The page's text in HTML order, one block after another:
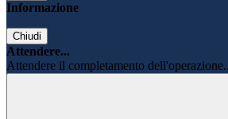
Informazione
Chiudi
Attendere...
Attendere il completamento